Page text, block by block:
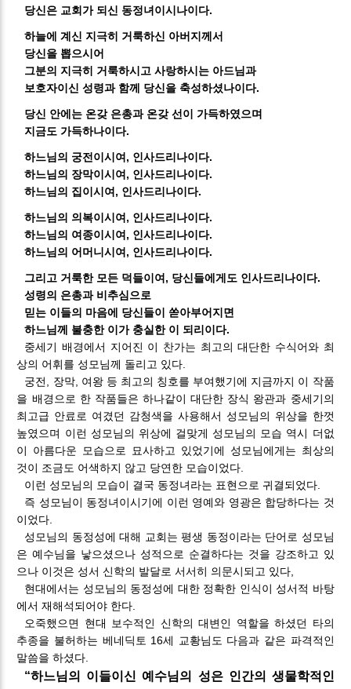
당신은 교회가 되신 동정녀이시나이다.
하늘에 계신 지극히 거룩하신 아버지께서
당신을 뽑으시어
그분의 지극히 거룩하시고 사랑하시는 아드님과
보호자이신 성령과 함께 당신을 축성하셨나이다.
당신 안에는 온갖 은총과 온갖 선이 가득하였으며
지금도 가득하나이다.
하느님의 궁전이시여, 인사드리나이다.
하느님의 장막이시여, 인사드리나이다.
하느님의 집이시여, 인사드리나이다.
하느님의 의복이시여, 인사드리나이다.
하느님의 여종이시여, 인사드리나이다.
하느님의 어머니시여, 인사드리나이다.
그리고 거룩한 모든 덕들이여, 당신들에게도 인사드리나이다.
성령의 은총과 비추심으로
믿는 이들의 마음에 당신들이 쏟아부어지면
하느님께 불충한 이가 충실한 이 되리이다.
중세기 배경에서 지어진 이 찬가는 최고의 대단한 수식어와 최
상의 어휘를 성모님께 돌리고 있다.
궁전, 장막, 여왕 등 최고의 칭호를 부여했기에 지금까지 이 작품
을 배경으로 한 작품들은 하나같이 대단한 장식 왕관과 중세기의
최고급 안료로 여겼던 감청색을 사용해서 성모님의 위상을 한껏
높였으며 이런 성모님의 위상에 걸맞게 성모님의 모습 역시 더없
이 아름다운 모습으로 묘사하고 있었기에 성모님에게는 최상의
것이 조금도 어색하지 않고 당연한 모습이었다.
이런 성모님의 모습이 결국 동정녀라는 표현으로 귀결되었다.
즉 성모님이 동정녀이시기에 이런 영예와 영광은 합당하다는 것
이었다.
성모님의 동정성에 대해 교회는 평생 동정이라는 단어로 성모님
은 예수님을 낳으셨으나 성적으로 순결하다는 것을 강조하고 있
으나 이것은 성서 신학의 발달로 서서히 의문시되고 있다,
현대에서는 성모님의 동정성에 대한 정확한 인식이 성서적 바탕
에서 재해석되어야 한다.
오죽했으면 현대 보수적인 신학의 대변인 역할을 하셨던 타의
추종을 불허하는 베네딕토 16세 교황님도 다음과 같은 파격적인
말씀을 하셨다.
“하느님의 이들이신 예수님의 성은 인간의 생물학적인